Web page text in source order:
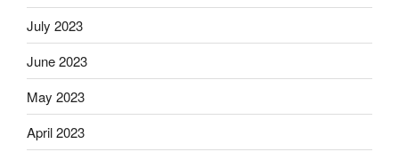
July 2023
June 2023
May 2023
April 2023